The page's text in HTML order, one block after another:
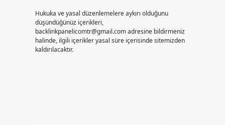
Hukuka ve yasal düzenlemelere aykırı olduğunu
düşündüğünüz içerikleri,
backlinkpanelicomtr@gmail.comadresine bildirmeniz
halinde, ilgili içerikler yasal süre içerisinde sitemizden
kaldırılacaktır.